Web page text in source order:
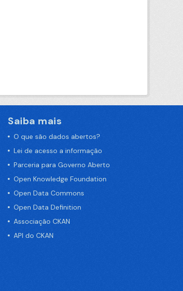
Saiba mais
O que são dados abertos?
Lei de acesso a informação
Parceria para Governo Aberto
Open Knowledge Foundation
Open Data Commons
Open Data Definition
Associação CKAN
API do CKAN